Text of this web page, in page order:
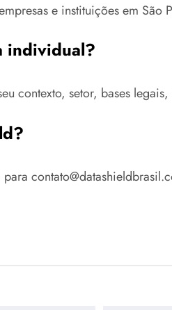
e instituições em São
individual?
contexto, setor, bases